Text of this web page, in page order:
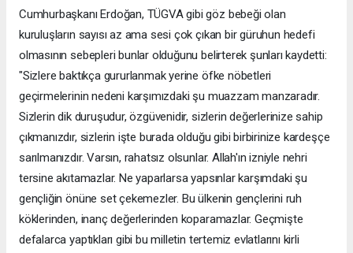
Cumhurbaşkanı Erdoğan, TÜGVA gibi göz bebeği olan
kuruluşların sayısı az ama sesi çok çıkan bir güruhun hedefi
olmasının sebepleri bunlar olduğunu belirterek şunları kaydetti:
"Sizlere baktıkça gururlanmak yerine öfke nöbetleri
geçirmelerinin nedeni karşımızdaki şu muazzam manzaradır.
Sizlerin dik duruşudur, özgüvenidir, sizlerin değerlerinize sahip
çıkmanızdır, sizlerin işte burada olduğu gibi birbirinize kardeşçe
sarılmanızdır. Varsın, rahatsız olsunlar. Allah'ın izniyle nehri
tersine akıtamazlar. Ne yaparlarsa yapsınlar karşımdaki şu
gençliğin önüne set çekemezler. Bu ülkenin gençlerini ruh
köklerinden, inanç değerlerinden koparamazlar. Geçmişte
defalarca yaptıkları gibi bu milletin tertemiz evlatlarını kirli